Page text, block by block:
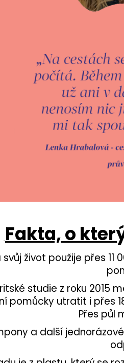
Fakta, o
svůj život použije přes
studie z roku 2015
pomůcky utratit i přes
Přes půl
a další